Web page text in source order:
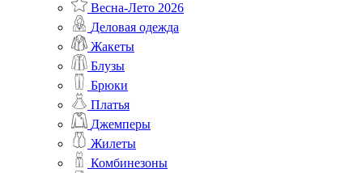
Весна-Лето 2026
Деловая одежда
Жакеты
Блузы
Брюки
Платья
Джемперы
Жилеты
Комбинезоны